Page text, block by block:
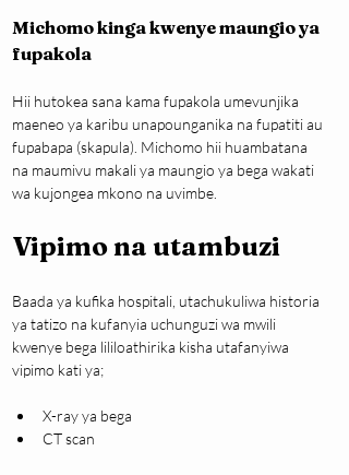
Michomo kinga kwenye maungio ya
fupakola
Hii hutokea sana kama fupakola umevunjika
maeneo ya karibu unapounganika na fupatiti au
fupabapa (skapula). Michomo hii huambatana
na maumivu makali ya maungio ya bega wakati
wa kujongea mkono na uvimbe.
Vipimo na utambuzi
Baada ya kufika hospitali, utachukuliwa historia
ya tatizo na kufanyia uchunguzi wa mwili
kwenye bega lililoathirika kisha utafanyiwa
vipimo kati ya;
X-ray ya bega
CT scan